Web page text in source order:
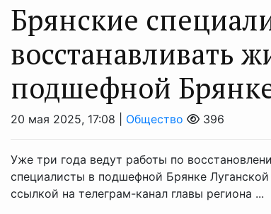
Брянские
восстанавливать
подшефной
20 мая 2025, 17:08 | Общество 396
Уже три года ведут работы по
специалисты в подшефной Брянке
ссылкой на телеграм-канал главы региона ...